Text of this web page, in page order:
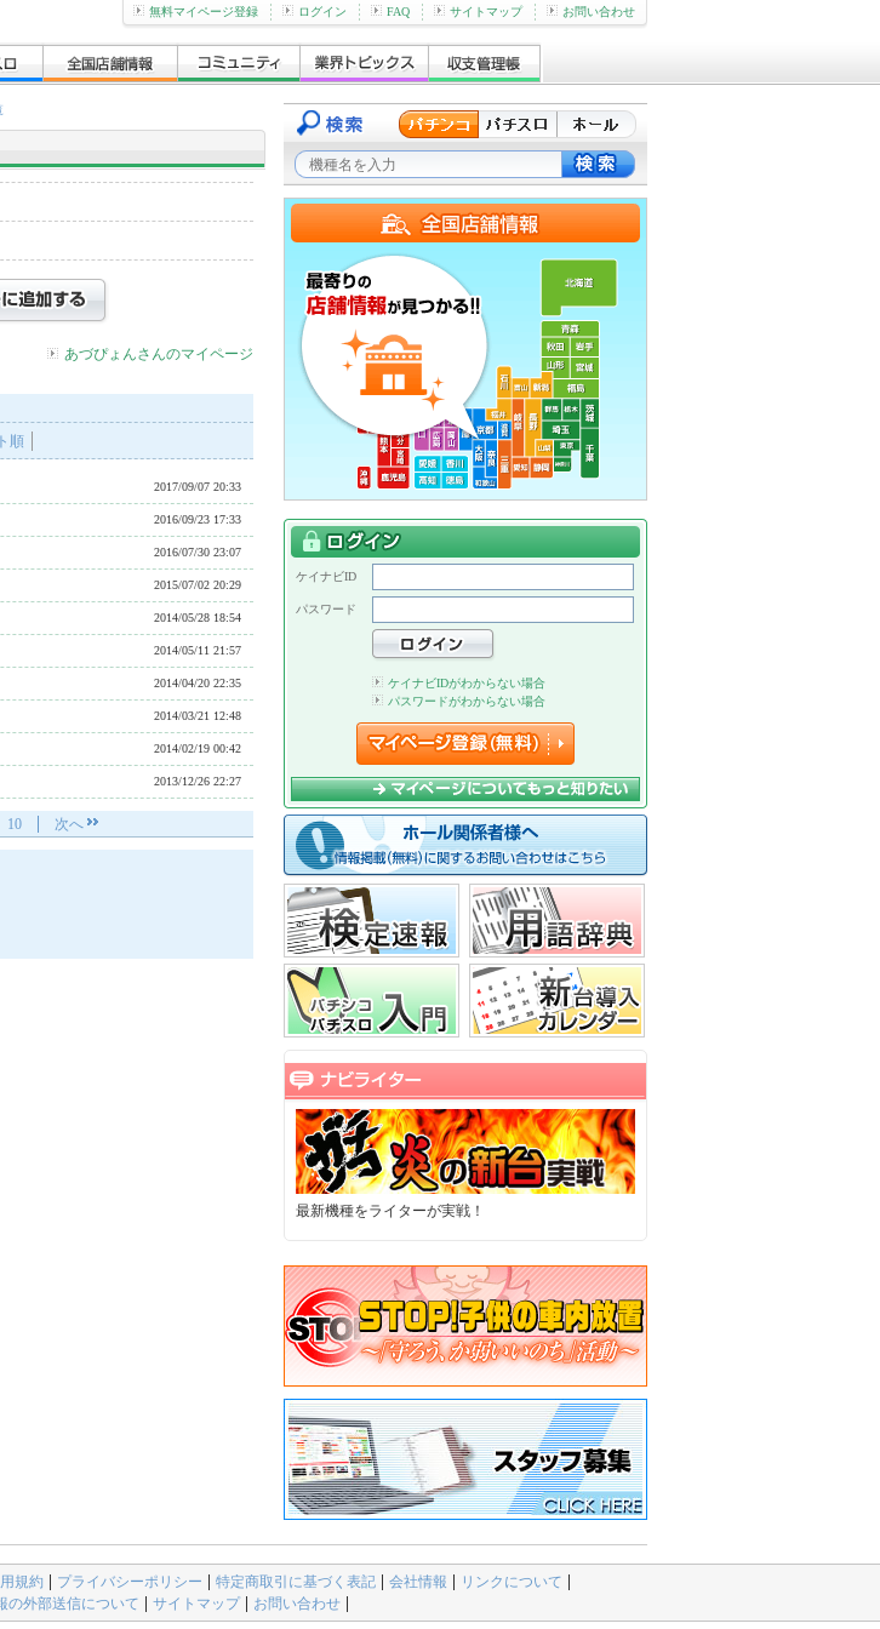
無料マイページ登録 ログイン FAQ サイトマップ お問い合わせ
あづぴょんさんのマイページ
順
2017/09/07 20:33
2016/09/23 17:33
2016/07/30 23:07
2015/07/02 20:29
2014/05/28 18:54
2014/05/11 21:57
2014/04/20 22:35
2014/03/21 12:48
2014/02/19 00:42
2013/12/26 22:27
10 次へ
ケイナビID
パスワード
ケイナビIDがわからない場合
パスワードがわからない場合
最新機種をライターが実戦！
規約 プライバシーポリシー 特定商取引に基づく表記 会社情報
リンクについて
の外部送信について
サイトマップ お問い合わせ